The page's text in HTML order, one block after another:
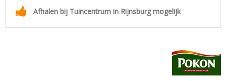
Afhalen bij Tuincentrum in Rijnsburg mogelijk